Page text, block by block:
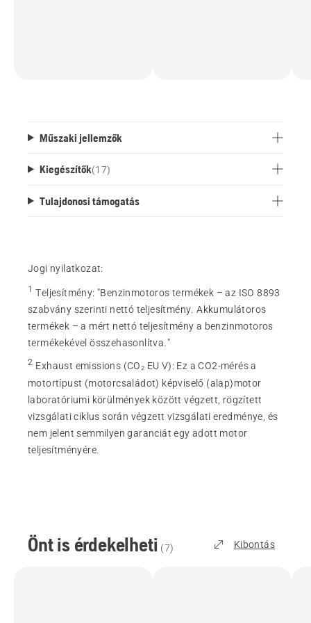
Műszaki jellemzők
Kiegészítők(17)
Tulajdonosi támogatás
Jogi nyilatkozat:
1 Teljesítmény: "Benzinmotoros termékek – az ISO 8893
szabvány szerinti nettó teljesítmény. Akkumulátoros
termékek – a mért nettó teljesítmény a benzinmotoros
termékekével összehasonlítva."
2 Exhaust emissions (CO₂ EU V): Ez a CO2-mérés a
motortípust (motorcsaládot) képviselő (alap)motor
laboratóriumi körülmények között végzett, rögzített
vizsgálati ciklus során végzett vizsgálati eredménye, és
nem jelent semmilyen garanciát egy adott motor
teljesítményére.
Önt is érdekelheti (7) Kibontás